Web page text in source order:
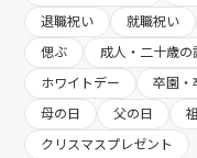
退職祝い
就職祝い
偲ぶ
成人・二十歳の
ホワイトデー
卒園・
母の日
父の日
クリスマスプレゼント